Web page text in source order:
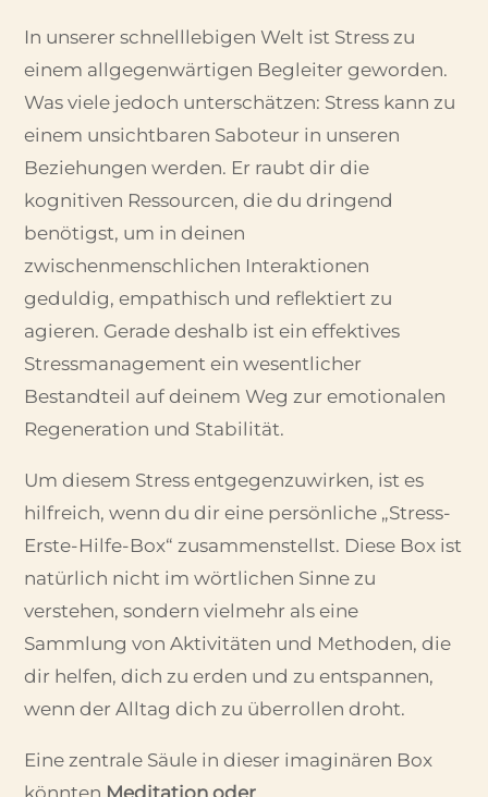
In unserer schnelllebigen Welt ist Stress zu
einem allgegenwärtigen Begleiter geworden.
Was viele jedoch unterschätzen: Stress kann zu
einem unsichtbaren Saboteur in unseren
Beziehungen werden. Er raubt dir die
kognitiven Ressourcen, die du dringend
benötigst, um in deinen
zwischenmenschlichen Interaktionen
geduldig, empathisch und reflektiert zu
agieren. Gerade deshalb ist ein effektives
Stressmanagement ein wesentlicher
Bestandteil auf deinem Weg zur emotionalen
Regeneration und Stabilität.
Um diesem Stress entgegenzuwirken, ist es
hilfreich, wenn du dir eine persönliche „Stress-
Erste-Hilfe-Box“ zusammenstellst. Diese Box ist
natürlich nicht im wörtlichen Sinne zu
verstehen, sondern vielmehr als eine
Sammlung von Aktivitäten und Methoden, die
dir helfen, dich zu erden und zu entspannen,
wenn der Alltag dich zu überrollen droht.
Eine zentrale Säule in dieser imaginären Box
könnten Meditation oder